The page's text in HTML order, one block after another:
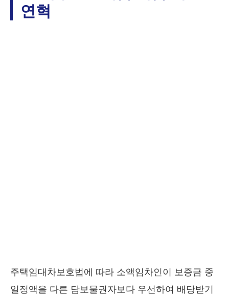
연혁
주택임대차보호법에 따라 소액임차인이 보증금 중
일정액을 다른 담보물권자보다 우선하여 배당받기